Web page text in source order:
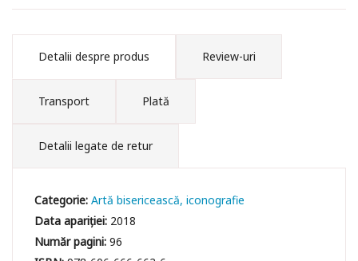
Detalii despre produs Review-uri
Transport Plată
Detalii legate de retur
Categorie:Artă bisericească, iconografie
Data apariției: 2018
Număr pagini:96